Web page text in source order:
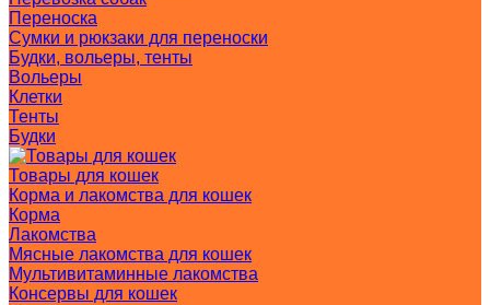
Переноска
Сумки и рюкзаки для переноски
Будки, вольеры, тенты
Вольеры
Клетки
Тенты
Будки
Товары для кошек
Корма и лакомства для кошек
Корма
Лакомства
Мясные лакомства для кошек
Мультивитаминные лакомства
Консервы для кошек